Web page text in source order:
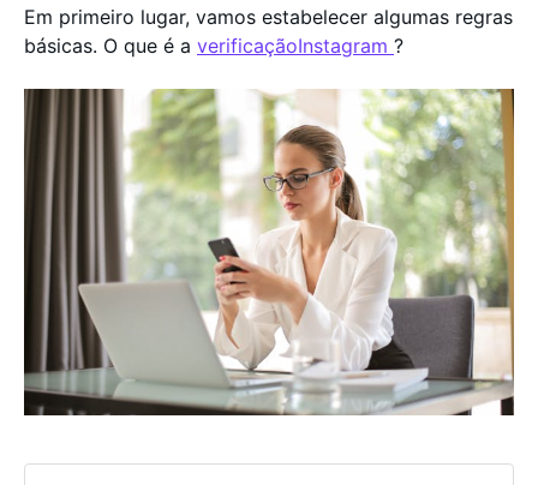
Em primeiro lugar, vamos estabelecer algumas regras
básicas. O que é a verificaçãoInstagram ?